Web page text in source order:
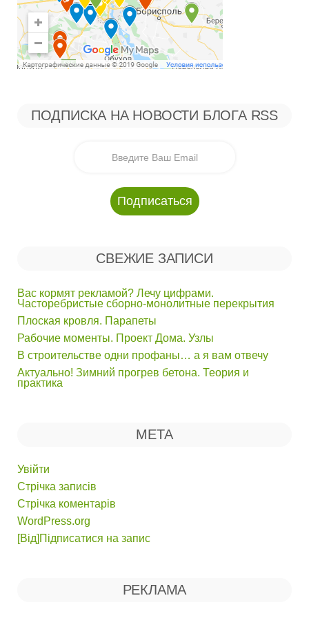
ПОДПИСКА НА НОВОСТИ БЛОГА RSS
СВЕЖИЕ ЗАПИСИ
Вас кормят рекламой? Лечу цифрами.
Часторебристые сборно-монолитные перекрытия
Плоская кровля. Парапеты
Рабочие моменты. Проект Дома. Узлы
В строительстве одни профаны… а я вам отвечу
Актуально! Зимний прогрев бетона. Теория и
практика
МЕТА
Увійти
Стрічка записів
Стрічка коментарів
WordPress.org
[Від]Підписатися на запис
РЕКЛАМА